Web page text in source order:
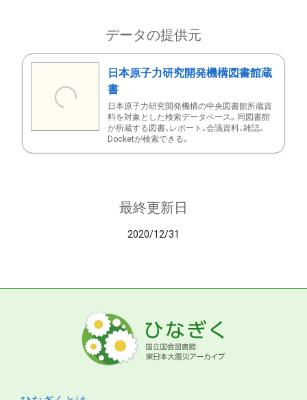
データの提供元
日本原子力研究開発機構図書館蔵
書
日本原子力研究開発機構の中央図書館所蔵資
料を対象とした検索データベース。同図書館
が所蔵する図書、レポート、会議資料、雑誌、
Docketが検索できる。
最終更新日
2020/12/31